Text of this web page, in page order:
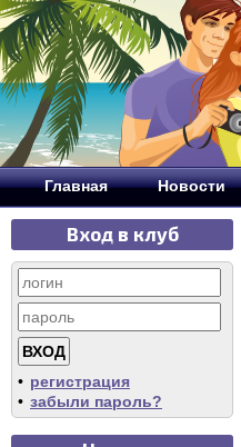
Главная Новости
Вход в клуб
• регистрация
• забыли пароль?